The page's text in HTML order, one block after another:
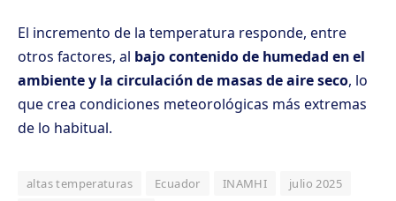
El incremento de la temperatura responde, entre
otros factores, al bajo contenido de humedad en el
ambiente y la circulación de masas de aire seco, lo
que crea condiciones meteorológicas más extremas
de lo habitual.
altas temperaturas Ecuador INAMHI
julio 2025